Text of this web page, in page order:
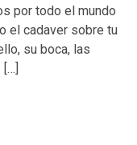
por todo el mundo
el cadaver sobre tu
su boca, las
[…]